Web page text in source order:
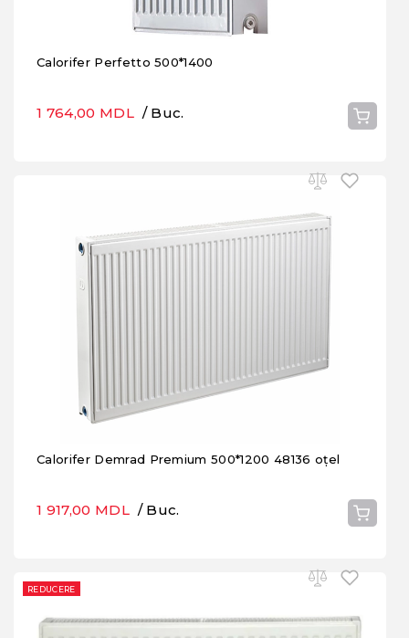
Calorifer Perfetto 500*1400
1 764,00 MDL / Buc.
Calorifer Demrad Premium 500*1200 48136 oțel
1 917,00 MDL / Buc.
REDUCERE